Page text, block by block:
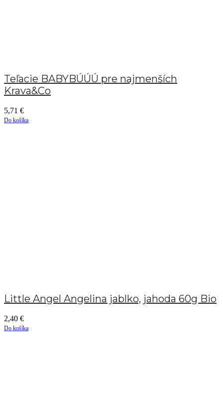
Teľacie BABYBÚÚÚ pre najmenších
Krava&Co
5,71 €
Do košíka
Little Angel Angelina jablko, jahoda 60g Bio
2,40 €
Do košíka